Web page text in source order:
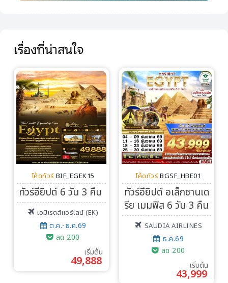
เรื่องที่น่าสนใจ
โค้ดทัวร์ BIF_EGEK15
ทัวร์อียิปต์ 6 วัน 3 คืน
เอมิเรตส์แอร์ไลน์ (EK)
ต.ค.-ธ.ค.69
ลด 200
เริ่มต้น
49,888
โค้ดทัวร์ BGSF_HBE01
ทัวร์อียิปต์ อเล็กซานเด
รีย เมมฟิส 6 วัน 3 คืน
SAUDIA AIRLINES
ธ.ค.69
ลด 200
เริ่มต้น
43,999